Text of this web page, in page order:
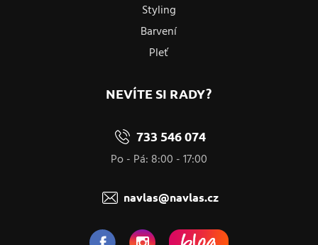
Styling
Barvení
Pleť
NEVÍTE SI RADY?
733 546 074
Po - Pá: 8:00 - 17:00
navlas@navlas.cz